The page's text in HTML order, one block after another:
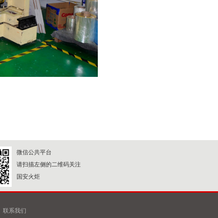
微信公共平台
请扫描左侧的二维码关注
国安火炬
联系我们